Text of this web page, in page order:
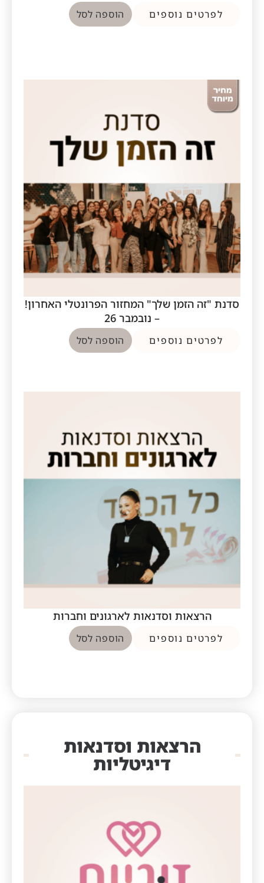
לפרטים נוספים הוספה לסל
סדנת "זה הזמן שלך" המחזור הפרונטלי האחרון!
– נובמבר 26
לפרטים נוספים הוספה לסל
הרצאות וסדנאות לארגונים וחברות
לפרטים נוספים הוספה לסל
הרצאות וסדנאות
דיגיטליות